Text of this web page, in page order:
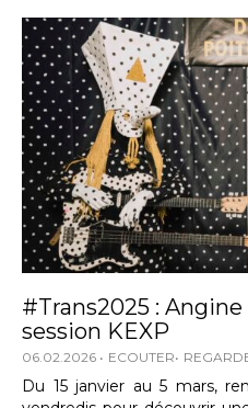
#Trans2025 :
session KEXP
06.02.2026 ECOUTER
Du 15 janvier au 5 mars,